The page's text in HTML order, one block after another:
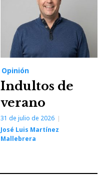
Opinión
Indultos de
verano
31 de julio de 2026
José Luis Martínez
Mallebrera